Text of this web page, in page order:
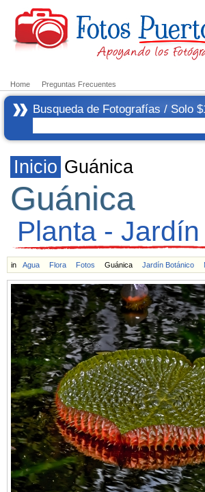
Home Preguntas Frecuentes
Busqueda de Fotografías / Solo
Inicio Guánica
Guánica
Planta -
in Agua Flora Fotos Guánica Jardín Botánico